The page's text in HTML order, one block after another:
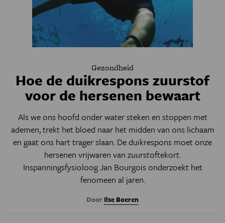
Gezondheid
Hoe de duikrespons zuurstof
voor de hersenen bewaart
Als we ons hoofd onder water steken en stoppen met
ademen, trekt het bloed naar het midden van ons lichaam
en gaat ons hart trager slaan. De duikrespons moet onze
hersenen vrijwaren van zuurstoftekort.
Inspanningsfysioloog Jan Bourgois onderzoekt het
fenomeen al jaren.
Door Ilse Boeren